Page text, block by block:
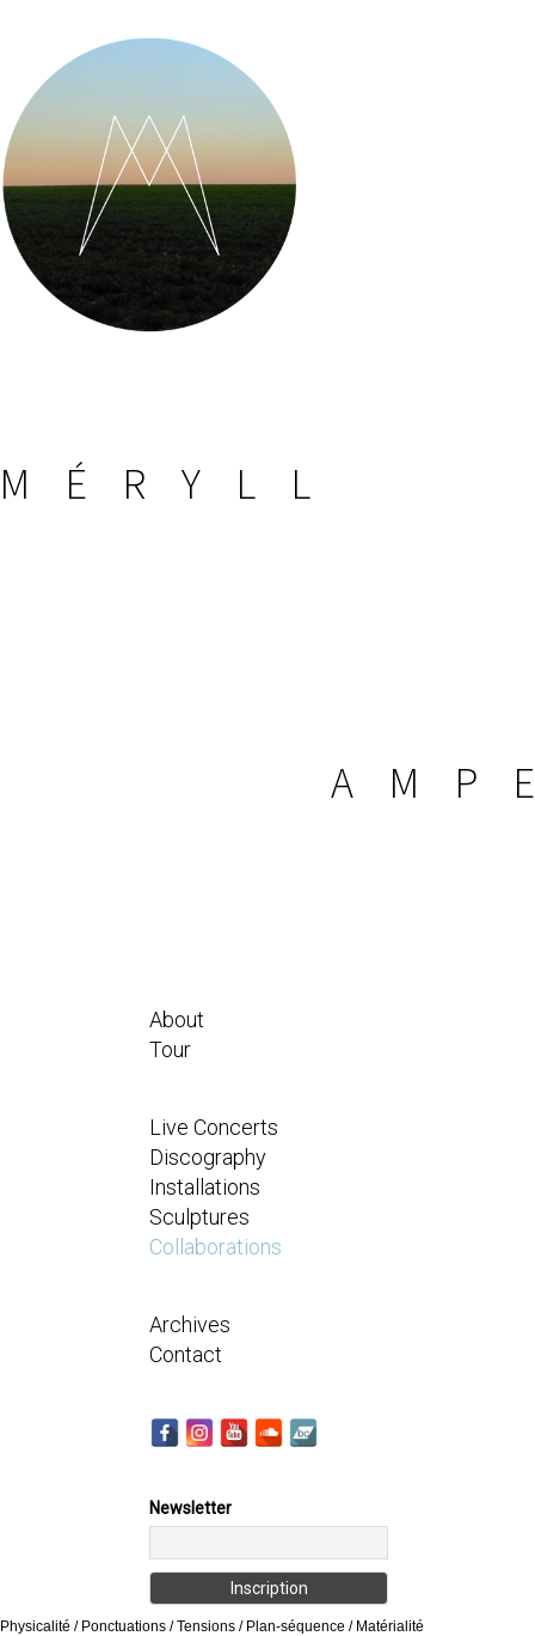
MÉRYLL
AMP E
About
Tour
Live Concerts
Discography
Installations
Sculptures
Collaborations
Archives
Contact
Newsletter
Physicalité / Ponctuations / Tensions / Plan-séquence / Matérialité